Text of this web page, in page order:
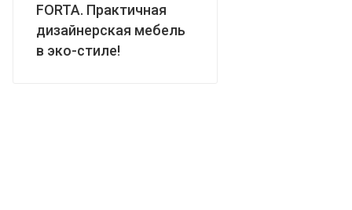
FORTA. Практичная
дизайнерская мебель
в эко-стиле!